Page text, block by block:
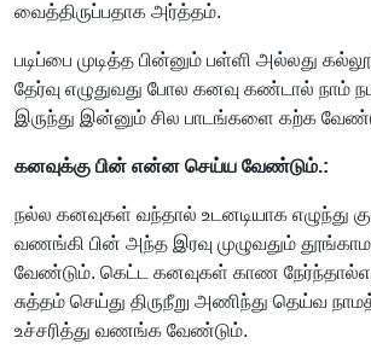
வைத்திருப்பதாக அர்த்தம்.
படிப்பை முடித்த பின்னும் பள்ளி அல்லது
தேர்வு எழுதுவது போல கனவு கண்டால் நாம்
இருந்து இன்னும் சில பாடங்களை கற்க
கனவுக்கு பின் என்ன செய்ய வேண்டும்.:
நல்ல கனவுகள் வந்தால் உடனடியாக எழுந்து
வணங்கி பின் அந்த இரவு முழுவதும்
வேண்டும். கெட்ட கனவுகள் காண
சுத்தம் செய்து திருநீறு அணிந்து தெய்வ
உச்சரித்து வணங்க வேண்டும்.